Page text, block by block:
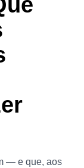
— e que, aos